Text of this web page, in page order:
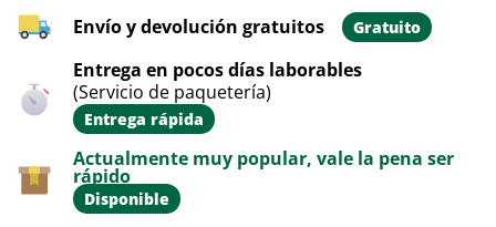
Envío y devolución gratuitos Gratuito
Entrega en pocos días laborables
(Servicio de paquetería)
Entrega rápida
Actualmente muy popular, vale la pena ser
rápido
Disponible